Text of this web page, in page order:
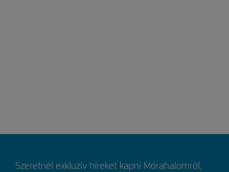
Szeretnél exkluzív híreket kapni Mórahalomról,